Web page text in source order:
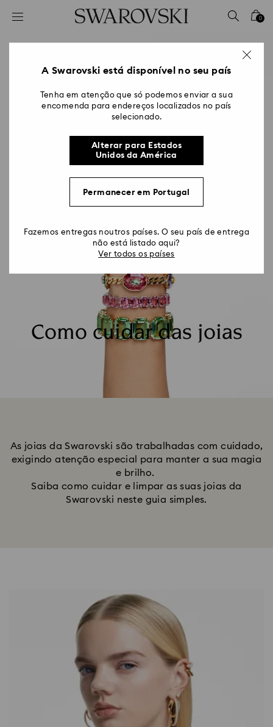
Accesskeys list
2 - Rodapé
0
Como cuidar das joias
As joias da Swarovski são trabalhadas com cuidado,
exigindo atenção especial para manter a sua magia
e brilho.
Saiba como cuidar e limpar as suas joias da
Swarovski neste guia simples.
A Swarovski está disponível no seu país
Tenha em atenção que só podemos enviar a sua
encomenda para endereços localizados no país
selecionado.
Alterar para Estados
Unidos da América
Permanecer em Portugal
Fazemos entregas noutros países. O seu país de entrega
não está listado aqui?
Ver todos os países